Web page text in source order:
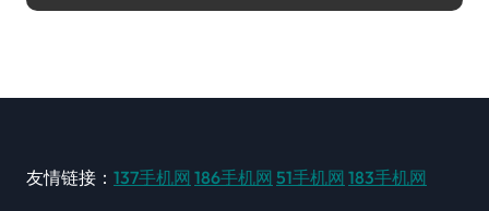
友情链接： 137手机网 186手机网 51手机网 183手机网